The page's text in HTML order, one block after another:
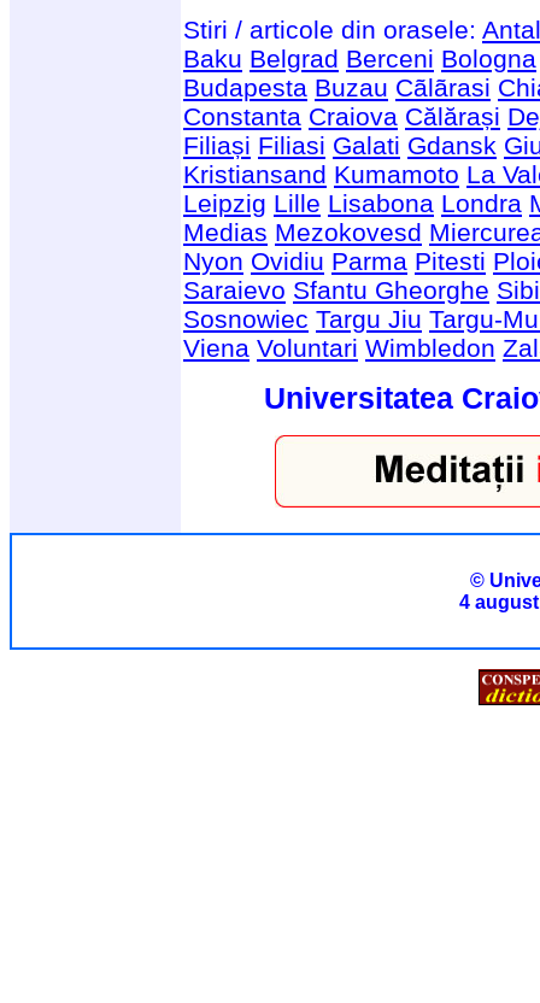
Stiri / articole din orasele:
Baku Belgrad Berceni Bologna
Budapesta Buzau Cãlãrasi
Constanta Craiova Călărași
Filiași Filiasi Galati Gdansk
Kristiansand Kumamoto La
Leipzig Lille Lisabona Londra
Medias Mezokovesd
Nyon Ovidiu Parma Pitesti
Saraievo Sfantu Gheorghe
Sosnowiec Targu Jiu Targu-
Viena Voluntari Wimbledon
Universitatea
©
4